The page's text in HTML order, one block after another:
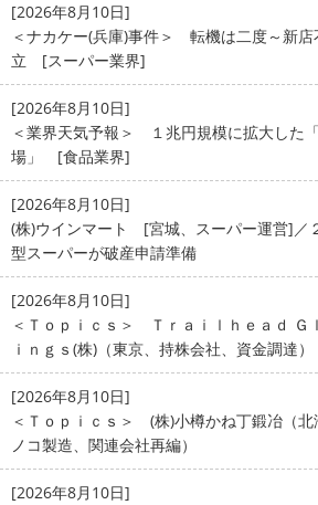
[2026年8月10日]
＜ナカケー(兵庫)事件＞ 転機は二度～新
立 [スーパー業界]
[2026年8月10日]
＜業界天気予報＞ １兆円規模に拡大した
場」 [食品業界]
[2026年8月10日]
(株)ウインマート [宮城、スーパー運営]／
型スーパーが破産申請準備
[2026年8月10日]
＜Ｔｏｐｉｃｓ＞ Ｔｒａｉｌｈｅａｄ Ｇ
ｉｎｇｓ(株)（東京、持株会社、資金調達）
[2026年8月10日]
＜Ｔｏｐｉｃｓ＞ (株)小樽かね丁鍛冶（
ノコ製造、関連会社再編）
[2026年8月10日]